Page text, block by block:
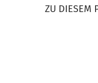
ZU DIESEM